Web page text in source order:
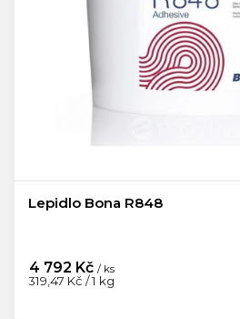
Lepidlo Bona R848
4 792 Kč / ks
Měrná
cena:
319,47 Kč / 1 kg